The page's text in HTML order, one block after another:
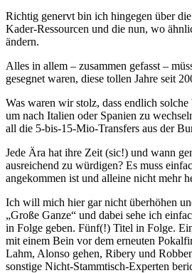
Richtig genervt bin ich hingegen über
Kader-Ressourcen und die nun, wo
ändern.
Alles in allem – zusammen gefasst –
gesegnet waren, diese tollen Jahre seit
Was waren wir stolz, dass endlich
um nach Italien oder Spanien zu
all die 5-bis-15-Mio-Transfers aus der
Jede Ära hat ihre Zeit (sic!) und wann
ausreichend zu würdigen? Es muss
angekommen ist und alleine nicht mehr
Ich will mich hier gar nicht überhöhen
„Große Ganze“ und dabei sehe ich
in Folge geben. Fünf(!) Titel in Folge.
mit einem Bein vor dem erneuten
Lahm, Alonso gehen, Ribery und
sonstige Nicht-Stammtisch-Experten